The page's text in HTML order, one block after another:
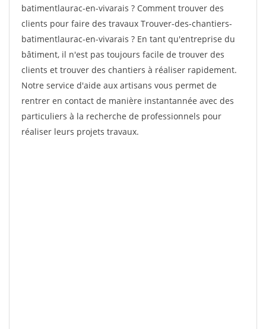
batimentlaurac-en-vivarais ? Comment trouver des
clients pour faire des travaux Trouver-des-chantiers-
batimentlaurac-en-vivarais ? En tant qu'entreprise du
bâtiment, il n'est pas toujours facile de trouver des
clients et trouver des chantiers à réaliser rapidement.
Notre service d'aide aux artisans vous permet de
rentrer en contact de manière instantannée avec des
particuliers à la recherche de professionnels pour
réaliser leurs projets travaux.